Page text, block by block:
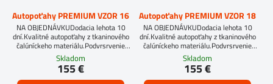
Autopoťahy PREMIUM VZOR 16
NA OBJEDNÁVKUDodacia lehota 10
dní.Kvalitné autopoťahy z tkaninového
čalúníckeho materiálu.Podvrsrvenie
molitan 5 mm.
Skladom
155 €
Autopoťahy PREMIUM VZOR 18
NA OBJEDNÁVKUDodacia lehota 10
dní.Kvalitné autopoťahy z tkaninového
čalúníckeho materiálu.Podvrsrvenie
molitan 5 mm.Pre objednanie autopoťahu
na mieru je potrebné vyplniť
objednávkový formulár.OBJEDNAŤ TU
Skladom
155 €